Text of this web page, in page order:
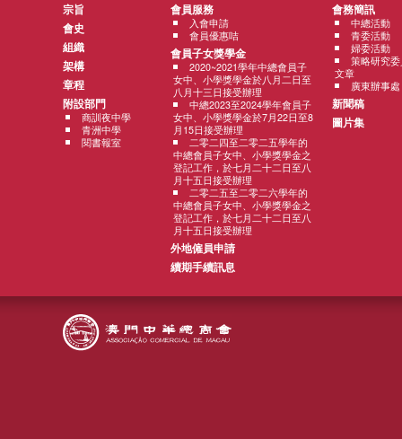
宗旨
會史
組織
架構
章程
附設部門
商訓夜中學
青洲中學
閱書報室
會員服務
入會申請
會員優惠咭
會員子女獎學金
2020~2021學年中總會員子
女中、小學獎學金於八月二日至
八月十三日接受辦理
中總2023至2024學年會員子
女中、小學獎學金於7月22日至8
月15日接受辦理
二零二四至二零二五學年的
中總會員子女中、小學獎學金之
登記工作，於七月二十二日至八
月十五日接受辦理
二零二五至二零二六學年的
中總會員子女中、小學獎學金之
登記工作，於七月二十二日至八
月十五日接受辦理
外地僱員申請
續期手續訊息
會務簡訊
中總活動
青委活動
婦委活動
策略研究
文章
廣東辦事處
新聞稿
圖片集